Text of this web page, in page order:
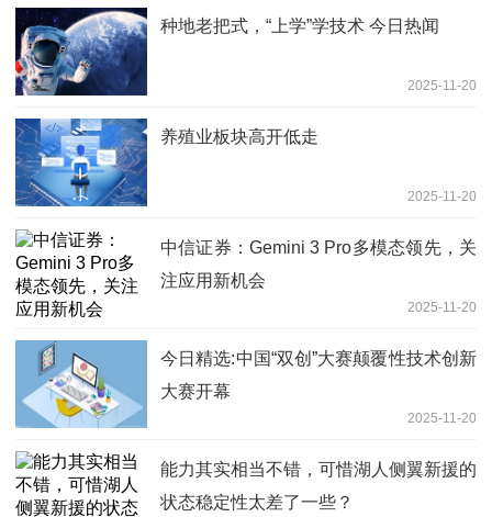
种地老把式，“上学”学技术 今日热闻
2025-11-20
养殖业板块高开低走
2025-11-20
中信证券：Gemini 3 Pro多模态领先，关
注应用新机会
2025-11-20
今日精选:中国“双创”大赛颠覆性技术创新
大赛开幕
2025-11-20
能力其实相当不错，可惜湖人侧翼新援的
状态稳定性太差了一些？